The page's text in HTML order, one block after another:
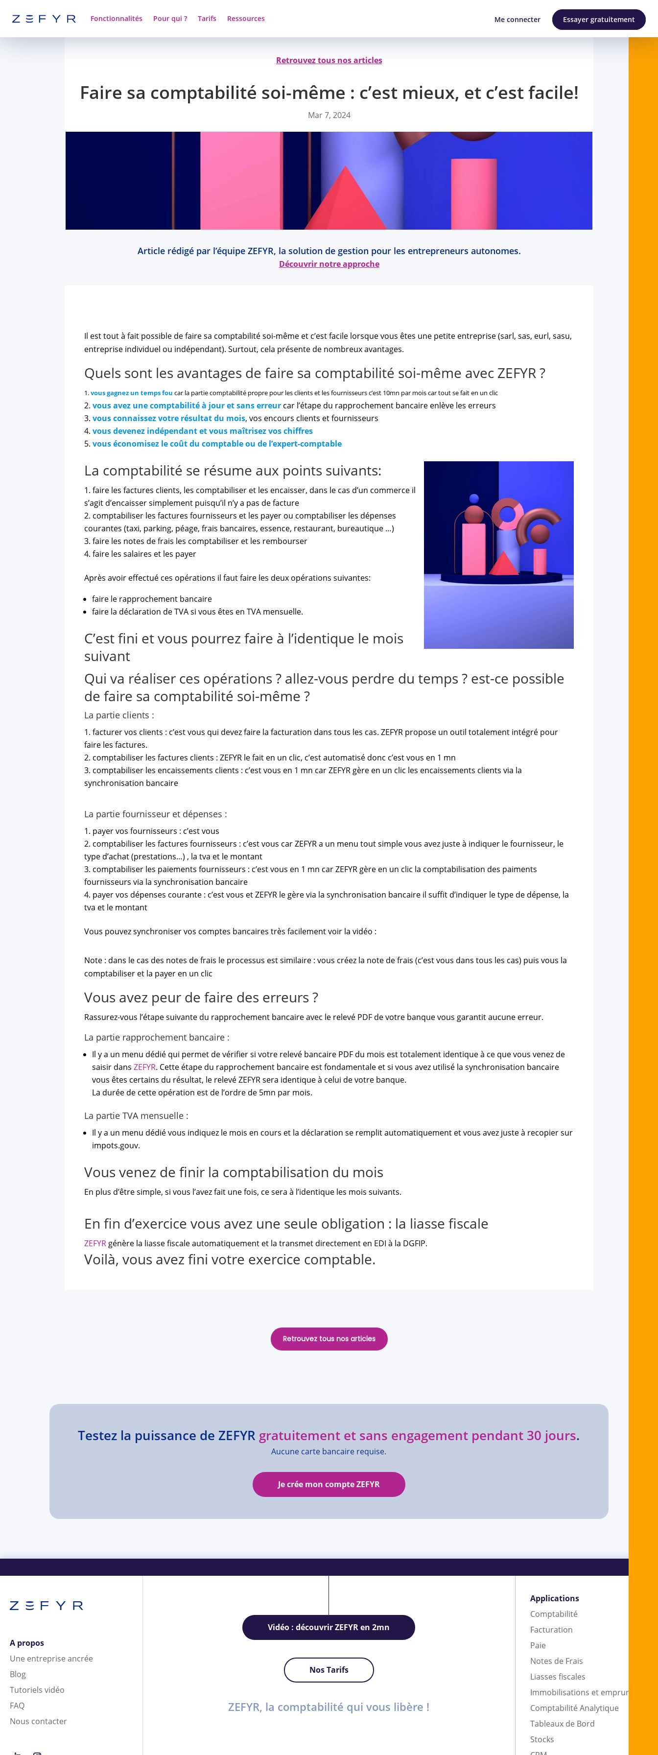
Fonctionnalités Pour qui ? Tarifs Ressources Me connecter Essayer gratuitement
Retrouvez tous nos articles
Faire sa comptabilité soi-même : c’est mieux, et c’est facile!
Mar 7, 2024
Article rédigé par l’équipe ZEFYR, la solution de gestion pour les entrepreneurs autonomes.
Découvrir notre approche
Il est tout à fait possible de faire sa comptabilité soi-même et c’est facile lorsque vous êtes une petite entreprise (sarl, sas, eurl, sasu,
entreprise individuel ou indépendant). Surtout, cela présente de nombreux avantages.
Quels sont les avantages de faire sa comptabilité soi-même avec ZEFYR?
vous gagnez un temps fou car la partie comptabilité propre pour les clients et les fournisseurs c’est 10mn par mois car tout se fait en un clic
vous avez une comptabilité à jour et sans erreur car l’étape du rapprochement bancaire enlève les erreurs
vous connaissez votre résultat du mois, vos encours clients et fournisseurs
vous devenez indépendant et vous maîtrisez vos chiffres
vous économisez le coût du comptable ou de l’expert-comptable
La comptabilité se résume aux points suivants:
faire les factures clients, les comptabiliser et les encaisser, dans le cas d’un commerce il
s’agit d’encaisser simplement puisqu’il n’y a pas de facture
comptabiliser les factures fournisseurs et les payer ou comptabiliser les dépenses
courantes (taxi, parking, péage, frais bancaires, essence, restaurant, bureautique …)
faire les notes de frais les comptabiliser et les rembourser
faire les salaires et les payer
Après avoir effectué ces opérations il faut faire les deux opérations suivantes:
faire le rapprochement bancaire
faire la déclaration de TVA si vous êtes en TVA mensuelle.
C’est fini et vous pourrez faire à l’identique le mois
suivant
Qui va réaliser ces opérations ? allez-vous perdre du temps ? est-ce possible
de faire sa comptabilité soi-même ?
La partie clients :
facturer vos clients : c’est vous qui devez faire la facturation dans tous les cas. ZEFYR propose un outil totalement intégré pour
faire les factures.
comptabiliser les factures clients : ZEFYR le fait en un clic, c’est automatisé donc c’est vous en 1 mn
comptabiliser les encaissements clients : c’est vous en 1 mn car ZEFYR gère en un clic les encaissements clients via la
synchronisation bancaire
La partie fournisseur et dépenses :
payer vos fournisseurs : c’est vous
comptabiliser les factures fournisseurs : c’est vous car ZEFYR a un menu tout simple vous avez juste à indiquer le fournisseur, le
type d’achat (prestations…) , la tva et le montant
comptabiliser les paiements fournisseurs : c’est vous en 1 mn car ZEFYR gère en un clic la comptabilisation des paiments
fournisseurs via la synchronisation bancaire
payer vos dépenses courante : c’est vous et ZEFYR le gère via la synchronisation bancaire il suffit d’indiquer le type de dépense, la
tva et le montant
Vous pouvez synchroniser vos comptes bancaires très facilement voir la vidéo :
Note : dans le cas des notes de frais le processus est similaire : vous créez la note de frais (c’est vous dans tous les cas) puis vous la
comptabiliser et la payer en un clic
Vous avez peur de faire des erreurs ?
Rassurez-vous l’étape suivante du rapprochement bancaire avec le relevé PDF de votre banque vous garantit aucune erreur.
La partie rapprochement bancaire :
Il y a un menu dédié qui permet de vérifier si votre relevé bancaire PDF du mois est totalement identique à ce que vous venez de
saisir dansZEFYR. Cette étape du rapprochement bancaire est fondamentale et si vous avez utilisé la synchronisation bancaire
vous êtes certains du résultat, le relevé ZEFYR sera identique à celui de votre banque.
La durée de cette opération est de l’ordre de 5mn par mois.
La partie TVA mensuelle :
Il y a un menu dédié vous indiquez le mois en cours et la déclaration se remplit automatiquement et vous avez juste à recopier sur
impots.gouv.
Vous venez de finir la comptabilisation du mois
En plus d’être simple, si vous l’avez fait une fois, ce sera à l’identique les mois suivants.
En fin d’exercice vous avez une seule obligation : la liasse fiscale
ZEFYR génère la liasse fiscale automatiquement et la transmet directement en EDI à la DGFIP.
Voilà, vous avez fini votre exercice comptable.
Retrouvez tous nos articles
Testez la puissance de ZEFYR gratuitement et sans engagement pendant 30 jours.
Aucune carte bancaire requise.
Je crée mon compte ZEFYR
A propos
Une entreprise ancrée
Blog
Tutoriels vidéo
FAQ
Nous contacter
Vidéo : découvrir ZEFYR en 2mn
Nos Tarifs
ZEFYR, la comptabilité qui vous libère !
Applications
Comptabilité
Facturation
Paie
Notes de Frais
Liasses fiscales
Immobilisations et emprunts
Comptabilité Analytique
Tableaux de Bord
Stocks